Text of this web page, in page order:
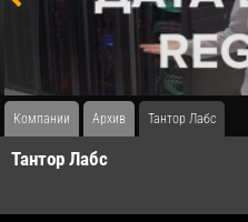
Компании Архив Тантор Лабс
Тантор Лабс